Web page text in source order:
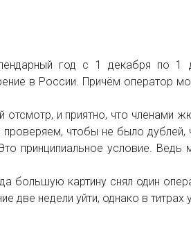
год с 1 декабря по 1
в России. Причём оператор
отсмотр, и приятно, что членами
чтобы не было дублей,
принципиальное условие.
большую картину снял один
две недели уйти, однако в титрах